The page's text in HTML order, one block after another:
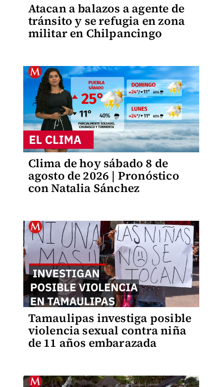
Atacan a balazos a agente de
tránsito y se refugia en zona
militar en Chilpancingo
Clima de hoy sábado 8 de
agosto de 2026 | Pronóstico
con Natalia Sánchez
Tamaulipas investiga posible
violencia sexual contra niña
de 11 años embarazada